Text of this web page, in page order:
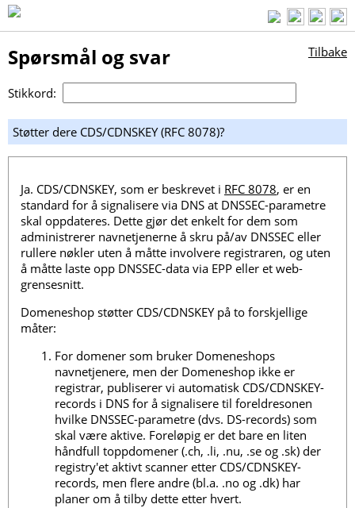
Spørsmål og svar Tilbake
Stikkord:
Støtter dere CDS/CDNSKEY (RFC 8078)?
Ja. CDS/CDNSKEY, som er beskrevet i RFC 8078, er en
standard for å signalisere via DNS at DNSSEC-parametre
skal oppdateres. Dette gjør det enkelt for dem som
administrerer navnetjenerne å skru på/av DNSSEC eller
rullere nøkler uten å måtte involvere registraren, og uten
å måtte laste opp DNSSEC-data via EPP eller et web-
grensesnitt.
Domeneshop støtter CDS/CDNSKEY på to forskjellige
måter:
For domener som bruker Domeneshops
navnetjenere, men der Domeneshop ikke er
registrar, publiserer vi automatisk CDS/CDNSKEY-
records i DNS for å signalisere til foreldresonen
hvilke DNSSEC-parametre (dvs. DS-records) som
skal være aktive. Foreløpig er det bare en liten
håndfull toppdomener (.ch, .li, .nu, .se og .sk) der
registry'et aktivt scanner etter CDS/CDNSKEY-
records, men flere andre (bl.a. .no og .dk) har
planer om å tilby dette etter hvert.